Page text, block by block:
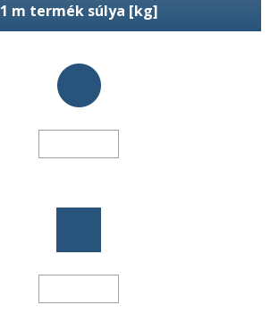
1 m termék súlya [kg]